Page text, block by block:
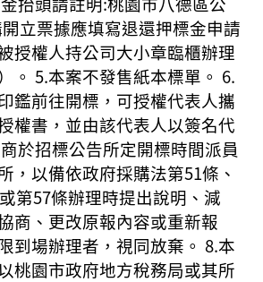
立票據應填寫退還押標金申請
授權人持公司大小章臨櫃辦理
。 5.本案不發售紙本標單。 6.
鑑前往開標，可授權代表人攜
權書，並由該代表人以簽名代
於招標公告所定開標時間派員
，以備依政府採購法第51條、
第57條辦理時提出說明、減
商、更改原報內容或重新報
到場辦理者，視同放棄。 8.本
桃園市政府地方稅務局或其所